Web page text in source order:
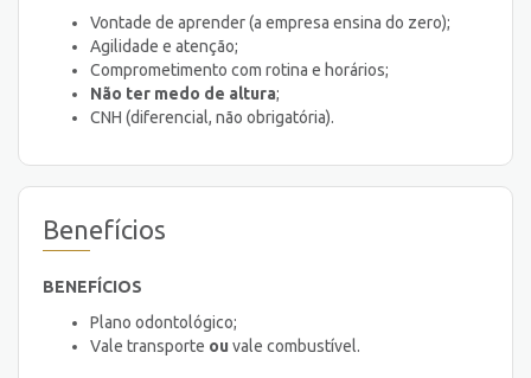
Vontade de aprender (a empresa ensina do zero);
Agilidade e atenção;
Comprometimento com rotina e horários;
Não ter medo de altura;
CNH (diferencial, não obrigatória).
Benefícios
BENEFÍCIOS
Plano odontológico;
Vale transporte ou vale combustível.